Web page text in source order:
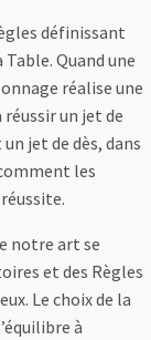
définissant
Quand une
réalise une
un jet de
jet de dès, dans
les
notre art se
et des Règles
Le choix de la
à